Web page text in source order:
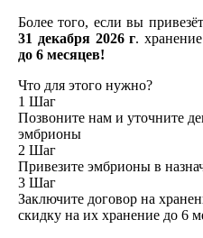
Более того, если вы
31 декабря 2026 г.
до 6 месяцев!
Что для этого нужно?
1 Шаг
Позвоните нам и уточните
эмбрионы
2 Шаг
Привезите эмбрионы в
3 Шаг
Заключите договор на
скидку на их хранение до 6